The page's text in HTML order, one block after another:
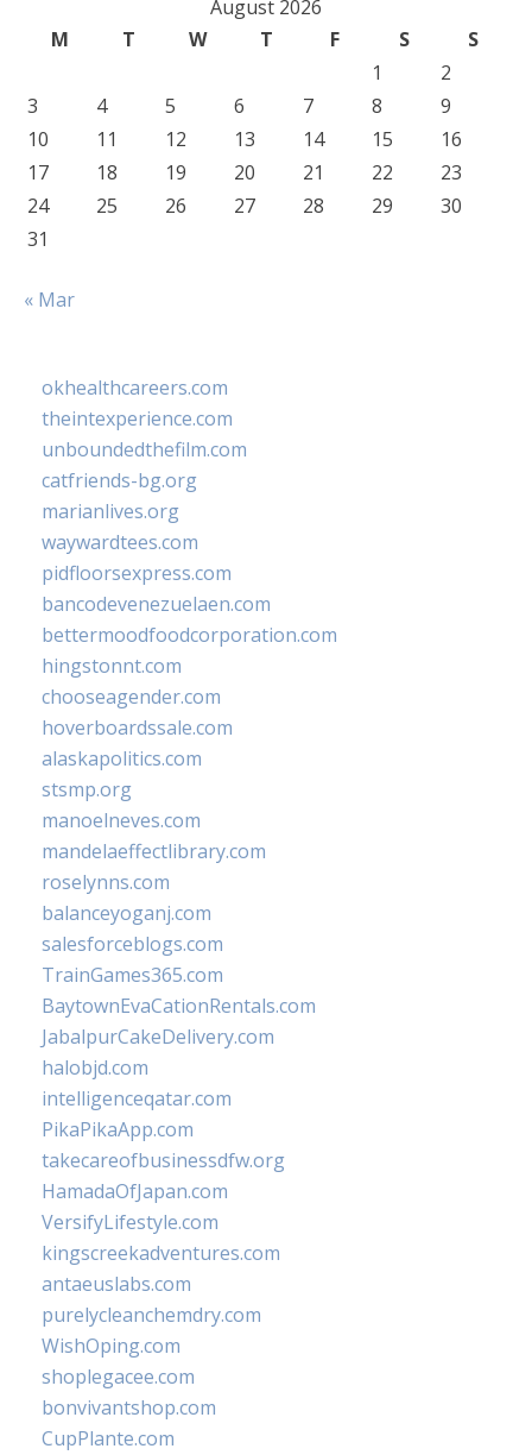
August 2026
M
T W T F S
S
1
2
3
4 5 6 7 8
9
10
11 12 13 14 15
16
17
18 19 20 21 22
23
24
25 26 27 28 29
30
31
« Mar
okhealthcareers.com
theintexperience.com
unboundedthefilm.com
catfriends-bg.org
marianlives.org
waywardtees.com
pidfloorsexpress.com
bancodevenezuelaen.com
bettermoodfoodcorporation.com
hingstonnt.com
chooseagender.com
hoverboardssale.com
alaskapolitics.com
stsmp.org
manoelneves.com
mandelaeffectlibrary.com
roselynns.com
balanceyoganj.com
salesforceblogs.com
TrainGames365.com
BaytownEvaCationRentals.com
JabalpurCakeDelivery.com
halobjd.com
intelligenceqatar.com
PikaPikaApp.com
takecareofbusinessdfw.org
HamadaOfJapan.com
VersifyLifestyle.com
kingscreekadventures.com
antaeuslabs.com
purelycleanchemdry.com
WishOping.com
shoplegacee.com
bonvivantshop.com
CupPlante.com